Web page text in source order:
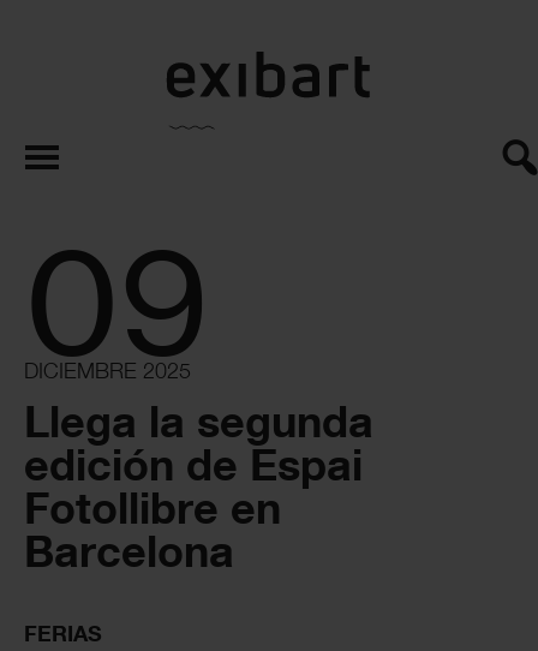
exibart.es
09
DICIEMBRE 2025
Llega la segunda
edición de Espai
Fotollibre en
Barcelona
FERIAS